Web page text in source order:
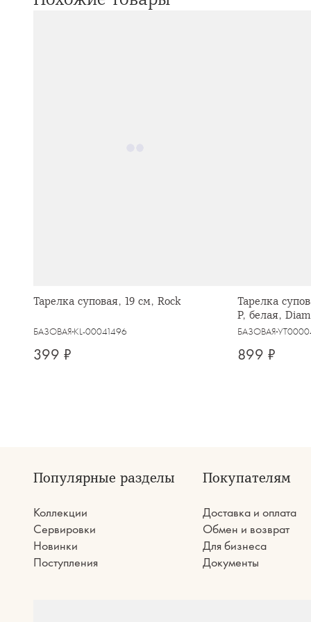
Тарелка суповая, 19 см, Rock
БАЗОВАЯ KL-00041496
399 ₽
Тарелка
P, белая,
БАЗОВАЯ
899 ₽
Популярные разделы
Коллекции
Сервировки
Новинки
Поступления
Покупателям
Доставка и оплата
Обмен и возврат
Для бизнеса
Документы